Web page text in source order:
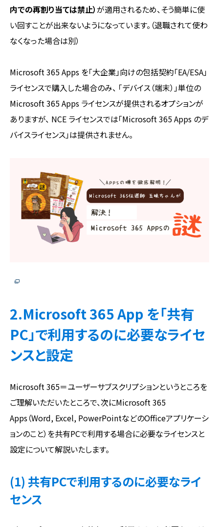
内での再割り当ては禁止）が適用されるため、そう簡単に使
い回すことが出来ないようになっています。（退職されて使わ
なくなった場合は別）
Microsoft 365 Apps を「大企業」向けの包括契約「EA/ESA」
ライセンスで購入した場合のみ、 「デバイス（端末）」単位の
Microsoft 365 Apps ライセンスが提供されるオプションが
ありますが、 NCE ライセンスでは「Microsoft 365 Apps のデ
バイスライセンス」は提供されません。
2.Microsoft 365 App を「共有
PC」で利用するのに必要なライセ
ンスと設定
Microsoft 365＝ユーザーサブスクリプションというところを
ご理解いただいたところで、次にMicrosoft 365
Apps（Word, Excel, PowerPointなどのOfficeアプリケーシ
ョンのこと）を共有PCで利用する場合に必要なライセンスと
設定について解説いたします。
(1) 共有PCで利用するのに必要なライ
センス